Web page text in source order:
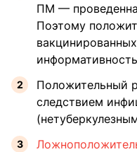
ПМ —
Поэтому
Положительный
следствием